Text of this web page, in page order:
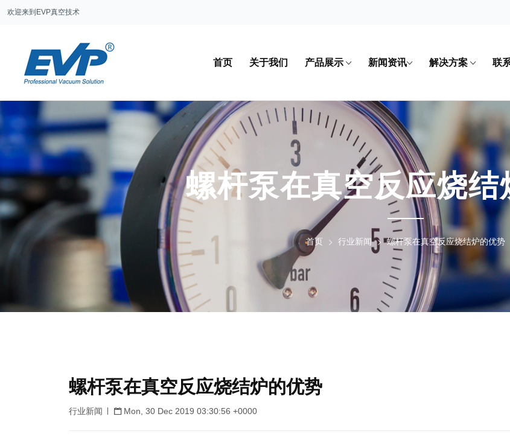
欢迎来到EVP真空技术
首页 关于我们 产品展示 新闻资讯 解决方案 联
螺杆泵在真空反应烧结
首页 行业新闻 螺杆泵在真空反应烧结炉的优势
螺杆泵在真空反应烧结炉的优势
行业新闻 Mon, 30 Dec 2019 03:30:56 +0000